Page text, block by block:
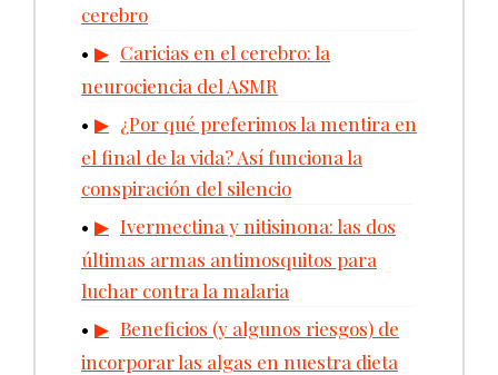
cerebro
Caricias en el cerebro: la
neurociencia del ASMR
¿Por qué preferimos la mentira en
el final de la vida? Así funciona la
conspiración del silencio
Ivermectina y nitisinona: las dos
últimas armas antimosquitos para
luchar contra la malaria
Beneficios (y algunos riesgos) de
incorporar las algas en nuestra dieta